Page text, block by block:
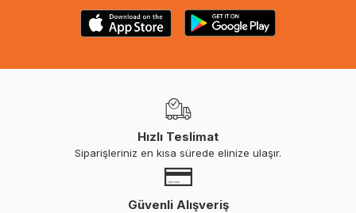
Hızlı Teslimat
Siparişleriniz en kısa sürede elinize ulaşır.
Güvenli Alışveriş